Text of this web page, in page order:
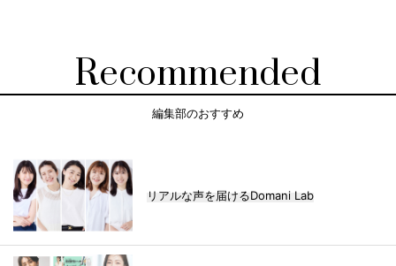
Recommended
編集部のおすすめ
リアルな声を届けるDomani Lab